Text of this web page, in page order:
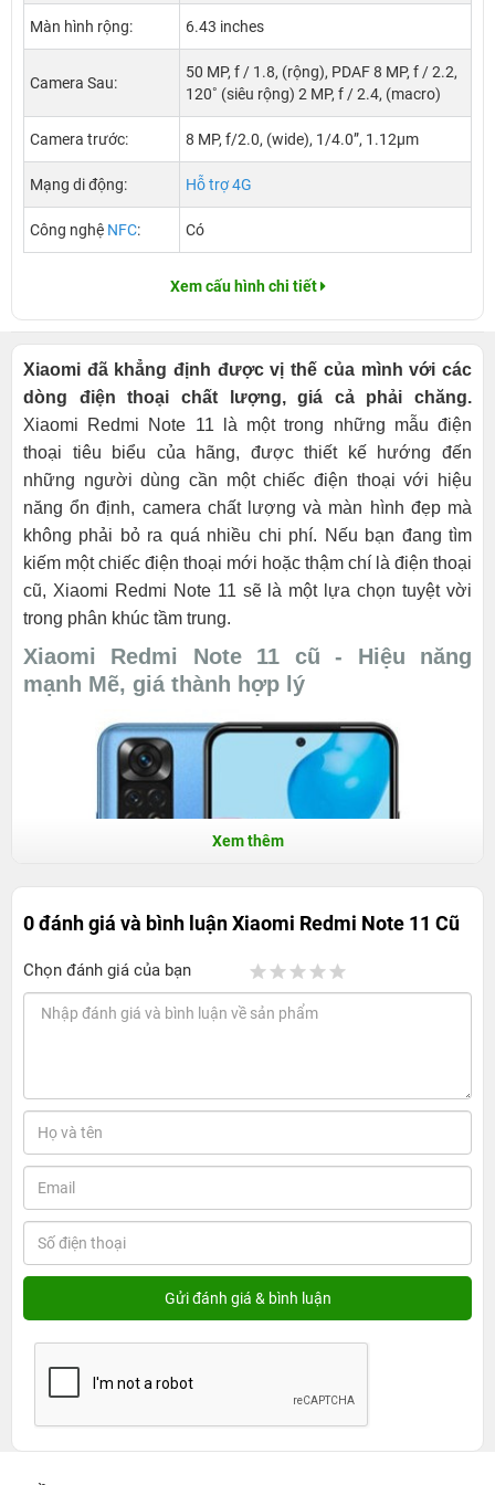
Màn hình rộng: 6.43 inches
Camera Sau:
50 MP, f / 1.8, (rộng), PDAF 8 MP, f / 2.2,
120˚ (siêu rộng) 2 MP, f / 2.4, (macro)
Camera trước: 8 MP, f/2.0, (wide), 1/4.0”, 1.12µm
Mạng di động: Hỗ trợ 4G
Công nghệ NFC: Có
Xem cấu hình chi tiết
Xiaomi đã khẳng định được vị thế của mình với các
dòng điện thoại chất lượng, giá cả phải chăng.
Xiaomi Redmi Note 11 là một trong những mẫu điện
thoại tiêu biểu của hãng, được thiết kế hướng đến
những người dùng cần một chiếc điện thoại với hiệu
năng ổn định, camera chất lượng và màn hình đẹp mà
không phải bỏ ra quá nhiều chi phí. Nếu bạn đang tìm
kiếm một chiếc điện thoại mới hoặc thậm chí là điện thoại
cũ, Xiaomi Redmi Note 11 sẽ là một lựa chọn tuyệt vời
trong phân khúc tầm trung.
Xiaomi Redmi Note 11 cũ - Hiệu năng
mạnh Mẽ, giá thành hợp lý
Thiết kế và màn hình
Xiaomi Redmi Note 11 sở hữu một thiết kế hiện đại và
đơn giản nhưng không kém phần sang trọng. Thân máy
được làm từ nhựa cao cấp, giúp giảm trọng lượng và tạo
cảm giác dễ chịu khi cầm nắm. Phần lưng máy có lớp
hoàn thiện mờ, không bám dấu vân tay, giữ máy luôn
sạch sẽ và trông mới mẻ.
Màn hình của Redmi Note 11 có kích thước 6.43 inch và
Xem thêm
0 đánh giá và bình luậnXiaomi Redmi Note 11 Cũ
Chọn đánh giá của bạn